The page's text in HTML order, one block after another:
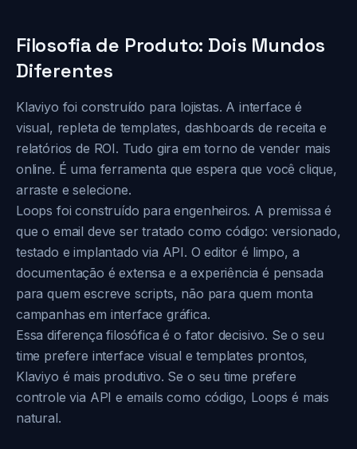
Filosofia de Produto: Dois Mundos
Diferentes
Klaviyo foi construído para lojistas. A interface é
visual, repleta de templates, dashboards de receita e
relatórios de ROI. Tudo gira em torno de vender mais
online. É uma ferramenta que espera que você clique,
arraste e selecione.
Loops foi construído para engenheiros. A premissa é
que o email deve ser tratado como código: versionado,
testado e implantado via API. O editor é limpo, a
documentação é extensa e a experiência é pensada
para quem escreve scripts, não para quem monta
campanhas em interface gráfica.
Essa diferença filosófica é o fator decisivo. Se o seu
time prefere interface visual e templates prontos,
Klaviyo é mais produtivo. Se o seu time prefere
controle via API e emails como código, Loops é mais
natural.